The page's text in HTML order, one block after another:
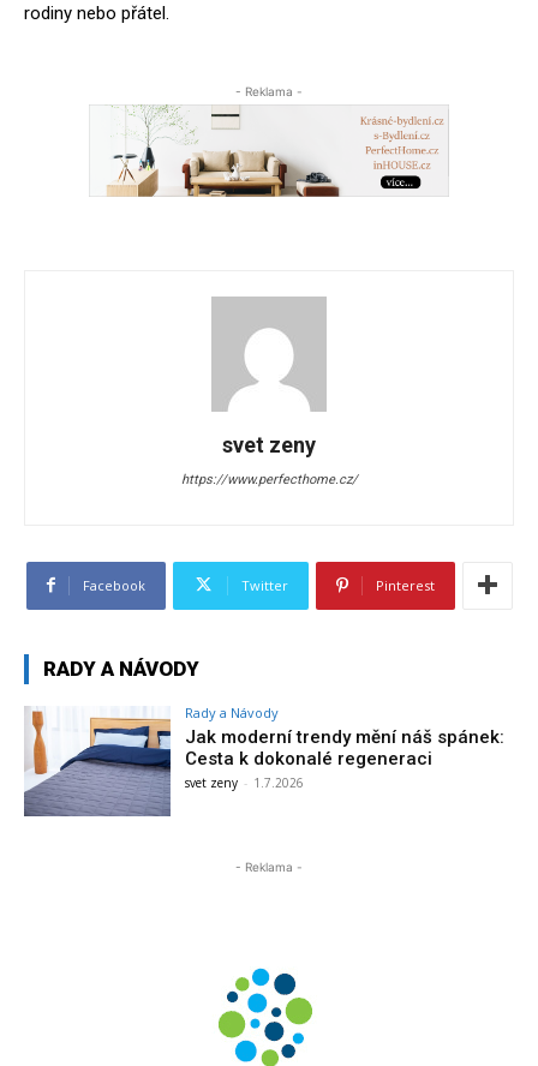
rodiny nebo přátel.
- Reklama -
svet zeny
https://www.perfecthome.cz/
Facebook Twitter Pinterest
RADY A NÁVODY
Rady a Návody
Jak moderní trendy mění náš spánek:
Cesta k dokonalé regeneraci
svet zeny - 1.7.2026
- Reklama -